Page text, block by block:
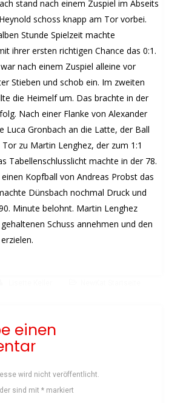
stand nach einem Zuspiel im Abseits
schoss knapp am Tor vorbei.
Stunde Spielzeit machte
ihrer ersten richtigen Chance das 0:1.
nach einem Zuspiel alleine vor
Stieben und schob ein. Im zweiten
die Heimelf um. Das brachte in der
Nach einer Flanke von Alexander
Luca Gronbach an die Latte, der Ball
zu Martin Lenghez, der zum 1:1
Tabellenschlusslicht machte in der 78.
Kopfball von Andreas Probst das
Dünsbach nochmal Druck und
Minute belohnt. Martin Lenghez
Schuss annehmen und den
einen
wird nicht veröffentlicht.
sind mit * markiert